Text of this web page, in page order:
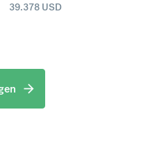
39.378 USD